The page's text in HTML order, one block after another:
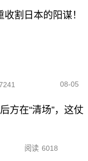
割日本的阳谋！
08-05
方在“清场”，这仗
阅读 6018